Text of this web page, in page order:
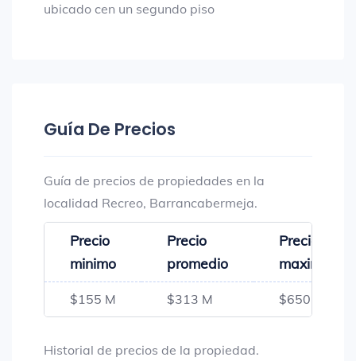
ubicado cen un segundo piso
Guía De Precios
Guía de precios de propiedades en la
localidad Recreo, Barrancabermeja.
Precio
minimo
Precio
promedio
Precio
maximo
$155 M $313 M $650 M
Historial de precios de la propiedad.